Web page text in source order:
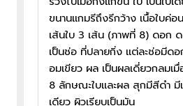
ขนานแกมรีถึงรีกว้าง เนื้อใบค่อ
เส้นใบ 3 เส้น (ภาพที่ 8) ดอก
เป็นช่อ ที่ปลายกิ่ง แต่ละช่อมีด
อมเขียว ผล เป็นผลเดี่ยวกลมเ
8 ลักษณะใบและผล สุกมีสีดำ มี
เดียว ผิวเรียบเป็นมัน